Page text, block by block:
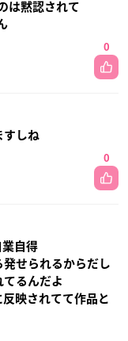
は黙認されて
0
すしね
0
業自得
せられるからだし
るんだよ
映されてて作品と